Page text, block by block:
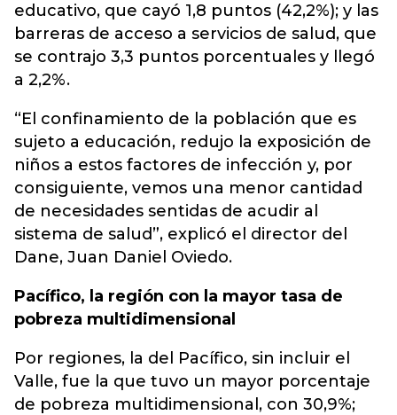
educativo, que cayó 1,8 puntos (42,2%); y las
barreras de acceso a servicios de salud, que
se contrajo 3,3 puntos porcentuales y llegó
a 2,2%.
“El confinamiento de la población que es
sujeto a educación, redujo la exposición de
niños a estos factores de infección y, por
consiguiente, vemos una menor cantidad
de necesidades sentidas de acudir al
sistema de salud”, explicó el director del
Dane, Juan Daniel Oviedo.
Pacífico, la región con la mayor tasa de
pobreza multidimensional
Por regiones, la del Pacífico, sin incluir el
Valle, fue la que tuvo un mayor porcentaje
de pobreza multidimensional, con 30,9%;